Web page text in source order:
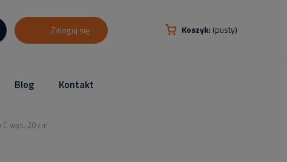
Koszyk: (pusty)
Zaloguj się
Blog Kontakt
wys. 20 cm